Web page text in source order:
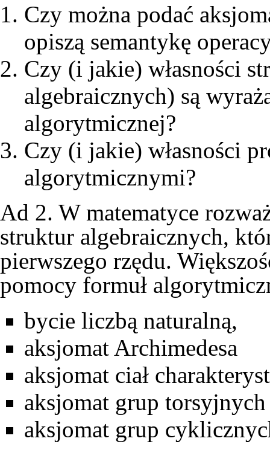
Czy można podać
opiszą semantykę
Czy (i jakie) własności
algebraicznych) są
algorytmicznej?
Czy (i jakie) własności
algorytmicznymi?
Ad 2. W matematyce
struktur algebraicznych,
pierwszego rzędu.
pomocy formuł
bycie liczbą naturalną,
aksjomat Archimedesa
aksjomat ciał
aksjomat grup torsyjnych
aksjomat grup